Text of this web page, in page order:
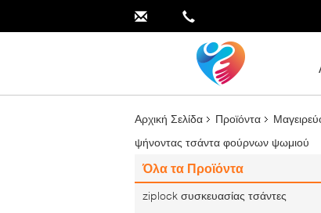
Αρχική Σελίδα Προϊόντα
ψήνοντας τσάντα φούρνων ψωμιού
Όλα τα Προϊόντα
ziplock συσκευασίας τσάντες